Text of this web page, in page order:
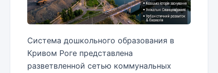
Система дошкольного образования в
Кривом Роге представлена
разветвленной сетью коммунальных